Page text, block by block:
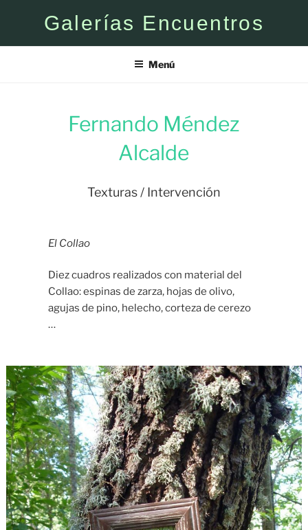
Galerías Encuentros
Menú
Fernando Méndez
Alcalde
Texturas / Intervención
El Collao
Diez cuadros realizados con material del
Collao: espinas de zarza, hojas de olivo,
agujas de pino, helecho, corteza de cerezo
…